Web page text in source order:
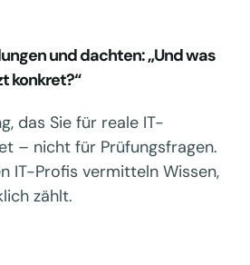
und dachten: „Und was
konkret?“
das Sie für reale IT-
– nicht für Prüfungsfragen.
IT-Profis vermitteln Wissen,
zählt.